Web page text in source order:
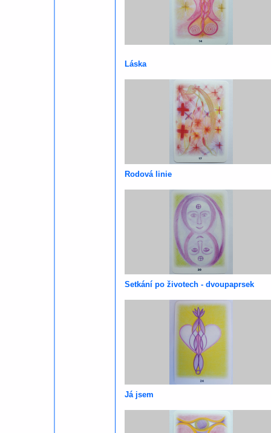
Láska
Rodová linie
Setkání po životech - dvoupaprsek
Já jsem